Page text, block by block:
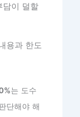
담이 덜할
용과 한도
는 도수
단해야 해